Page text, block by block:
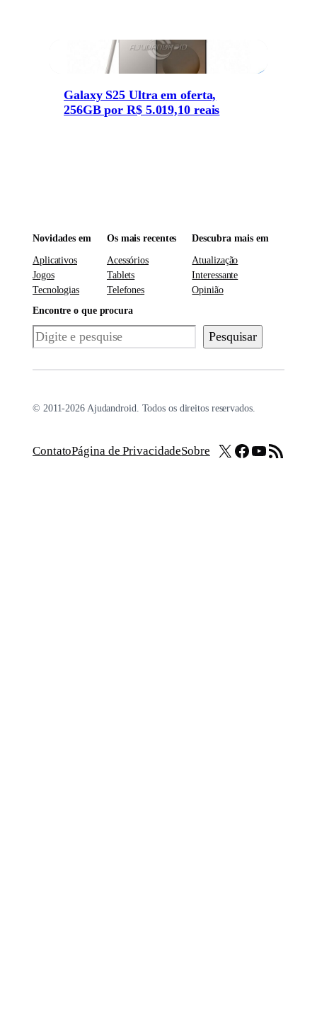
Galaxy S25 Ultra em oferta,
256GB por R$ 5.019,10 reais
Novidades em
Aplicativos
Jogos
Tecnologias
Os mais recentes
Acessórios
Tablets
Telefones
Descubra mais em
Atualização
Interessante
Opinião
Encontre o que procura
Pesquisar Pesquisar
© 2011-2026 Ajudandroid. Todos os direitos reservados.
ContatoPágina de PrivacidadeSobre X Facebook
Youtube
Feed RSS